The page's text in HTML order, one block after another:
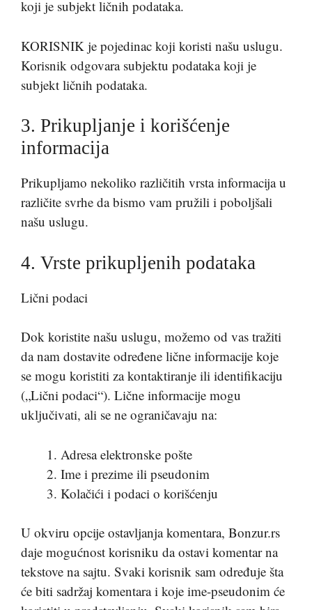
koji je subjekt ličnih podataka.
KORISNIK je pojedinac koji koristi našu uslugu.
Korisnik odgovara subjektu podataka koji je
subjekt ličnih podataka.
3. Prikupljanje i korišćenje
informacija
Prikupljamo nekoliko različitih vrsta informacija u
različite svrhe da bismo vam pružili i poboljšali
našu uslugu.
4. Vrste prikupljenih podataka
Lični podaci
Dok koristite našu uslugu, možemo od vas tražiti
da nam dostavite određene lične informacije koje
se mogu koristiti za kontaktiranje ili identifikaciju
(„Lični podaci“). Lične informacije mogu
uključivati, ali se ne ograničavaju na:
Adresa elektronske pošte
Ime i prezime ili pseudonim
Kolačići i podaci o korišćenju
U okviru opcije ostavljanja komentara, Bonzur.rs
daje mogućnost korisniku da ostavi komentar na
tekstove na sajtu. Svaki korisnik sam određuje šta
će biti sadržaj komentara i koje ime-pseudonim će